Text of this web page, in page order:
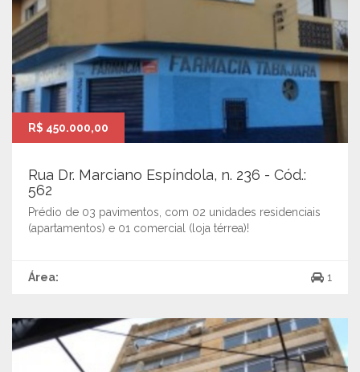
R$ 450.000,00
Rua Dr. Marciano Espíndola, n. 236 - Cód.:
562
Prédio de 03 pavimentos, com 02 unidades residenciais
(apartamentos) e 01 comercial (loja térrea)!
Área: 1